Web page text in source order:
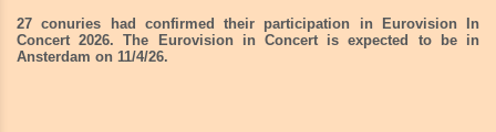
27 conuries had confirmed their participation in Eurovision In
Concert 2026. The Eurovision in Concert is expected to be in
Ansterdam on 11/4/26.